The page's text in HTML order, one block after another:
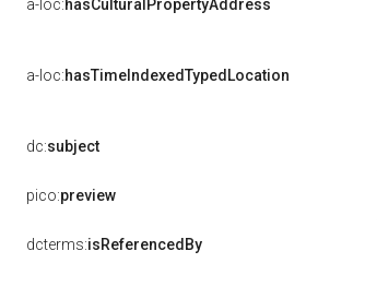
a-loc:hasCulturalPropertyAddress
a-loc:hasTimeIndexedTypedLocation
dc:subject
pico:preview
dcterms:isReferencedBy